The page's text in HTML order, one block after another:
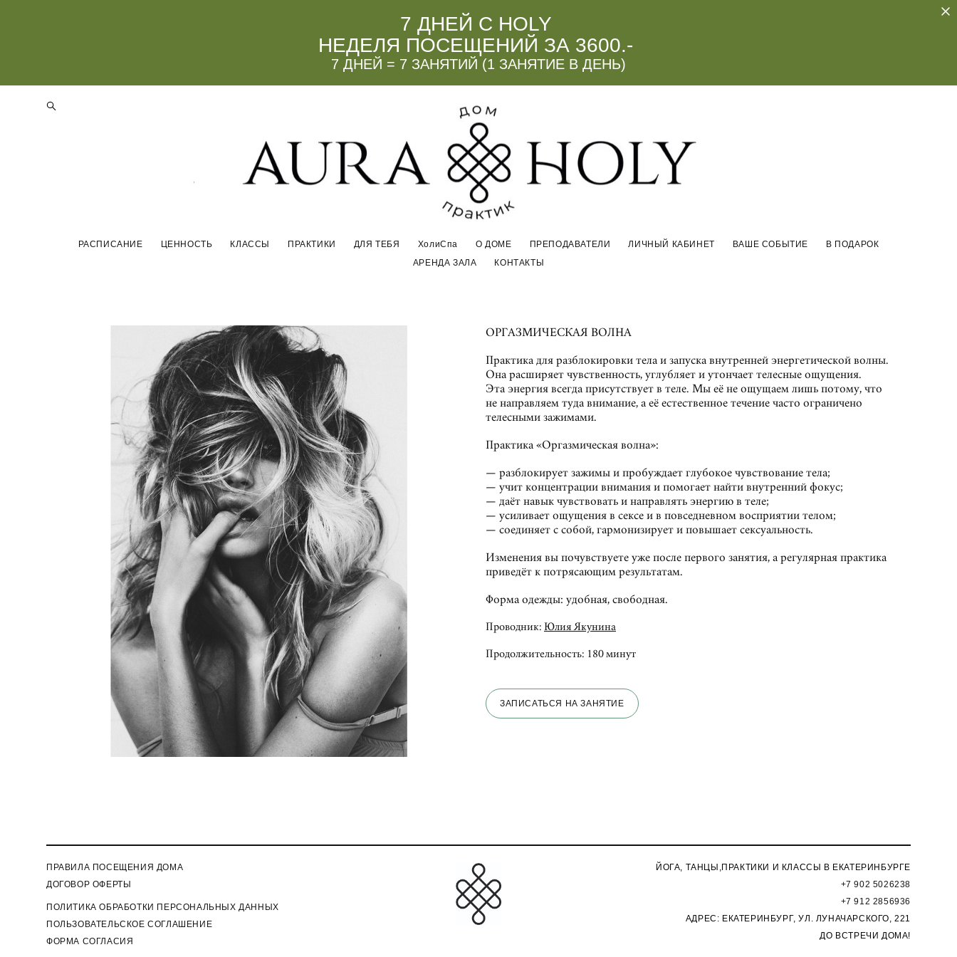
7 ДНЕЙ С HOLY
НЕДЕЛЯ ПОСЕЩЕНИЙ ЗА 3600.-
7 ДНЕЙ = 7 ЗАНЯТИЙ (1 ЗАНЯТИЕ В ДЕНЬ)
РАСПИСАНИЕ ЦЕННОСТЬ КЛАССЫ ПРАКТИКИ ДЛЯ ТЕБЯ ХолиСпа О ДОМЕ ПРЕПОДАВАТЕЛИ ЛИЧНЫЙ КАБИНЕТ ВАШЕ СОБЫТИЕ
В ПОДАРОК
АРЕНДА ЗАЛА
КОНТАКТЫ
КЛАССЫ ДЛЯ ТЕБЯ ХолиСпа О ДОМЕ ПРЕПОДАВАТЕЛИ ЛИЧНЫЙ КАБИНЕТ
АРЕНДА ЗАЛА
КОНТАКТЫ
ОРГАЗМИЧЕСКАЯ ВОЛНА
Практика для разблокировки тела и запуска внутренней энергетической волны.
Она расширяет чувственность, углубляет и утончает телесные ощущения.
Эта энергия всегда присутствует в теле. Мы её не ощущаем лишь потому, что
не направляем туда внимание, а её естественное течение часто ограничено
телесными зажимами.
Практика «Оргазмическая волна»:
— разблокирует зажимы и пробуждает глубокое чувствование тела;
— учит концентрации внимания и помогает найти внутренний фокус;
— даёт навык чувствовать и направлять энергию в теле;
— усиливает ощущения в сексе и в повседневном восприятии телом;
— соединяет с собой, гармонизирует и повышает сексуальность.
Изменения вы почувствуете уже после первого занятия, а регулярная практика
приведёт к потрясающим результатам.
Форма одежды: удобная, свободная.
Проводник: Юлия Якунина
Продолжительность: 180 минут
ЗАПИСАТЬСЯ НА ЗАНЯТИЕ
ПРАВИЛА ПОСЕЩЕНИЯ ДОМА
ДОГОВОР ОФЕРТЫ
П ОЛИТИКА ОБРАБОТКИ ПЕРСОНАЛЬНЫХ ДАННЫХ
ПОЛЬЗОВАТЕЛЬСКОЕ СОГЛАШЕНИЕ
ФОРМА СОГЛАСИЯ
ЙОГА, ТАНЦЫ,ПРАКТИКИ И КЛАССЫ В ЕКАТЕРИНБУРГЕ
+7 902 5026238
+7 912 2856936
АДРЕС: ЕКАТЕРИНБУРГ, УЛ. ЛУНАЧАРСКОГО, 221
ДО ВСТРЕЧИ ДОМА!